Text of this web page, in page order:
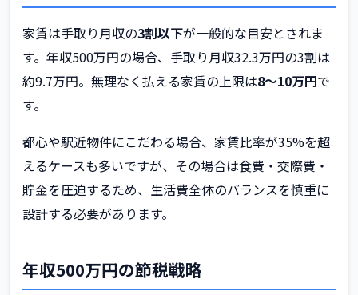
家賃は手取り月収の3割以下が一般的な目安とされま
す。年収500万円の場合、手取り月収32.3万円の3割は
約9.7万円。無理なく払える家賃の上限は8〜10万円で
す。
都心や駅近物件にこだわる場合、家賃比率が35%を超
えるケースも多いですが、その場合は食費・交際費・
貯金を圧迫するため、生活費全体のバランスを慎重に
設計する必要があります。
年収500万円の節税戦略